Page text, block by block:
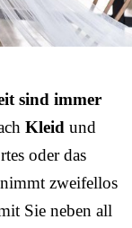
sind immer
Kleid und
oder das
zweifellos
Sie neben all